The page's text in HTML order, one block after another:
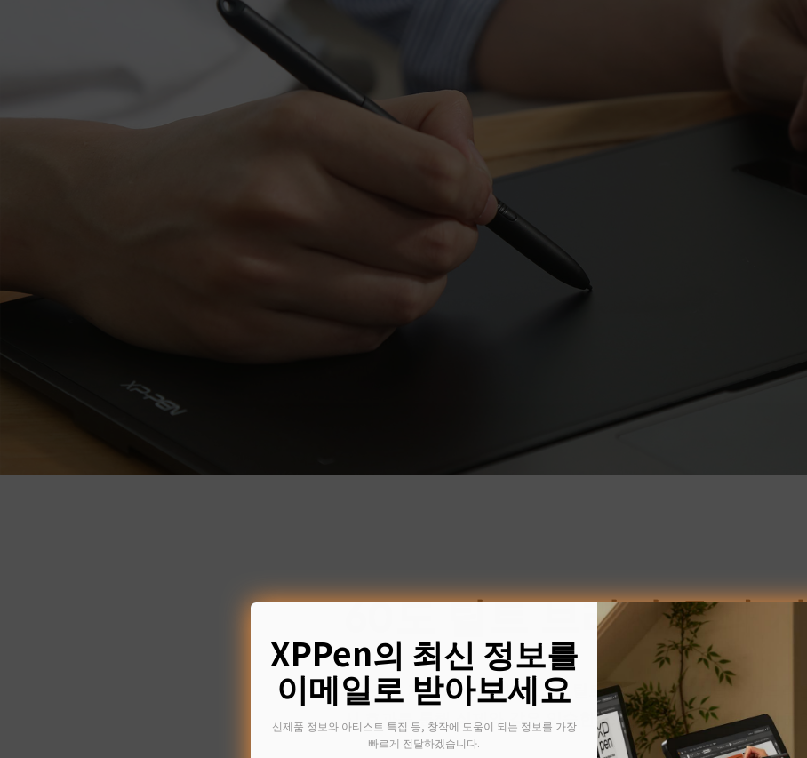
60도 틸트 브러시 효과
스타일러스가 지원하는 최대 60도의 틸트 기능은 자연스럽고 부드러
시 효과를 통해 실제와 같은 익숙한 쓰기 및 드로잉 경험을 제공
XPPen의 최신 정보를
이메일로 받아보세요
신제품 정보와 아티스트 특집 등, 창작에 도움이 되는 정보를 가장
빠르게 전달하겠습니다.